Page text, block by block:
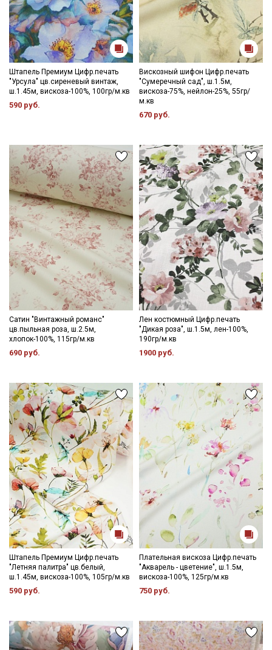
Штапель Премиум Цифр.печать
"Урсула" цв.сиреневый винтаж,
ш.1.45м, вискоза-100%, 100гр/м.кв
590 руб.
Вискозный шифон Цифр.печать
"Сумеречный сад", ш.1.5м,
вискоза-75%, нейлон-25%, 55гр/
м.кв
670 руб.
Сатин "Винтажный романс"
цв.пыльная роза, ш.2.5м,
хлопок-100%, 115гр/м.кв
690 руб.
Лен костюмный Цифр.печать
"Дикая роза", ш.1.5м, лен-100%,
190гр/м.кв
1900 руб.
Штапель Премиум Цифр.печать
"Летняя палитра" цв.белый,
ш.1.45м, вискоза-100%, 105гр/м.кв
590 руб.
Плательная вискоза Цифр.печать
"Акварель - цветение", ш.1.5м,
вискоза-100%, 125гр/м.кв
750 руб.